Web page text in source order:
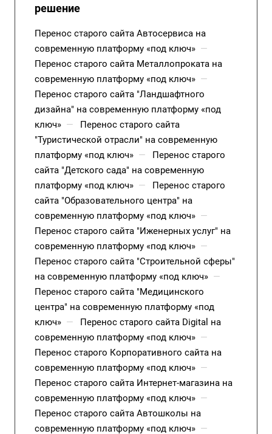
решение
Перенос старого сайта Автосервиса на
современную платформу «под ключ» —
Перенос старого сайта Металлопроката на
современную платформу «под ключ» —
Перенос старого сайта "Ландшафтного
дизайна" на современную платформу «под
ключ» —
Перенос старого сайта
"Туристической отрасли" на современную
платформу «под ключ» —
Перенос старого
сайта "Детского сада" на современную
платформу «под ключ» —
Перенос старого
сайта "Образовательного центра" на
современную платформу «под ключ» —
Перенос старого сайта "Иженерных услуг" на
современную платформу «под ключ» —
Перенос старого сайта "Строительной сферы"
на современную платформу «под ключ» —
Перенос старого сайта "Медицинского
центра" на современную платформу «под
ключ» —
Перенос старого сайта Digital на
современную платформу «под ключ» —
Перенос старого Корпоративного сайта на
современную платформу «под ключ» —
Перенос старого сайта Интернет-магазина на
современную платформу «под ключ» —
Перенос старого сайта Автошколы на
современную платформу «под ключ» —